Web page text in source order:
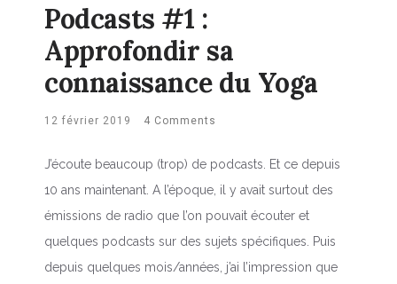
Podcasts #1 :
Approfondir sa
connaissance du Yoga
12 février 2019 4 Comments
J’écoute beaucoup (trop) de podcasts. Et ce depuis
10 ans maintenant. A l’époque, il y avait surtout des
émissions de radio que l’on pouvait écouter et
quelques podcasts sur des sujets spécifiques. Puis
depuis quelques mois/années, j’ai l’impression que